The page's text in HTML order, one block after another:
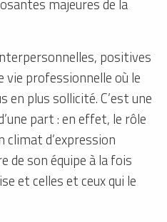
majeures de la
positives
vie professionnelle où le
en plus sollicité. C’est une
part : en effet, le rôle
climat d’expression
de son équipe à la fois
et celles et ceux qui le